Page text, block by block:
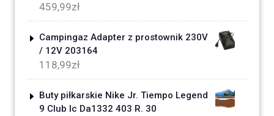
459,99zł
Campingaz Adapter z prostownik 230V
/ 12V 203164
118,99zł
Buty piłkarskie Nike Jr. Tiempo Legend
9 Club Ic Da1332 403 R. 30